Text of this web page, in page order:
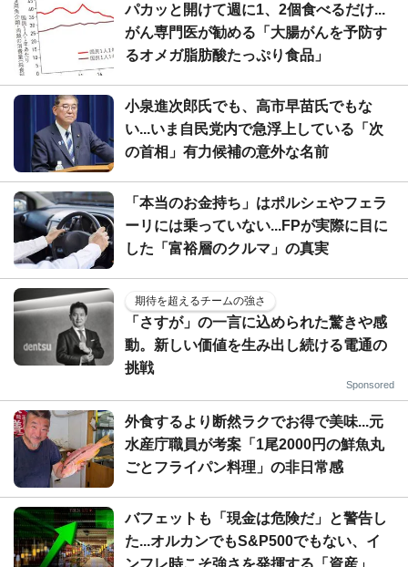
パカッと開けて週に1、2個食べるだけ...
がん専門医が勧める「大腸がんを予防す
るオメガ脂肪酸たっぷり食品」
小泉進次郎氏でも、高市早苗氏でもな
い...いま自民党内で急浮上している「次
の首相」有力候補の意外な名前
「本当のお金持ち」はポルシェやフェラ
ーリには乗っていない...FPが実際に目に
した「富裕層のクルマ」の真実
期待を超えるチームの強さ
「さすが」の一言に込められた驚きや感
動。新しい価値を生み出し続ける電通の
挑戦
Sponsored
外食するより断然ラクでお得で美味...元
水産庁職員が考案「1尾2000円の鮮魚丸
ごとフライパン料理」の非日常感
バフェットも「現金は危険だ」と警告し
た...オルカンでもS&P500でもない、イ
ンフレ時こそ強さを発揮する「資産」